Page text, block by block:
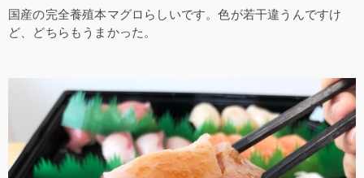
国産の完全養殖本マグロらしいです。色が若干違うんですけ
ど、どちらもうまかった。